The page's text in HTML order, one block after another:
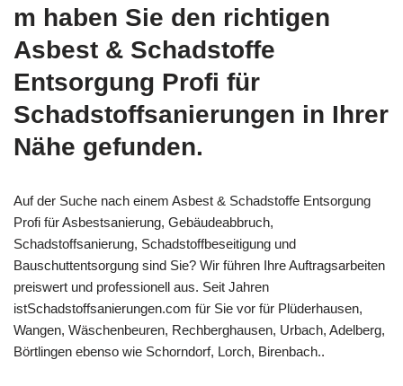
m haben Sie den richtigen
Asbest & Schadstoffe
Entsorgung Profi für
Schadstoffsanierungen in Ihrer
Nähe gefunden.
Auf der Suche nach einem Asbest & Schadstoffe Entsorgung
Profi für Asbestsanierung, Gebäudeabbruch,
Schadstoffsanierung, Schadstoffbeseitigung und
Bauschuttentsorgung sind Sie? Wir führen Ihre Auftragsarbeiten
preiswert und professionell aus. Seit Jahren
istSchadstoffsanierungen.com für Sie vor für Plüderhausen,
Wangen, Wäschenbeuren, Rechberghausen, Urbach, Adelberg,
Börtlingen ebenso wie Schorndorf, Lorch, Birenbach..